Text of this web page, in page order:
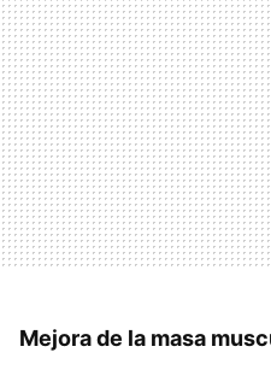
Mejora de la masa